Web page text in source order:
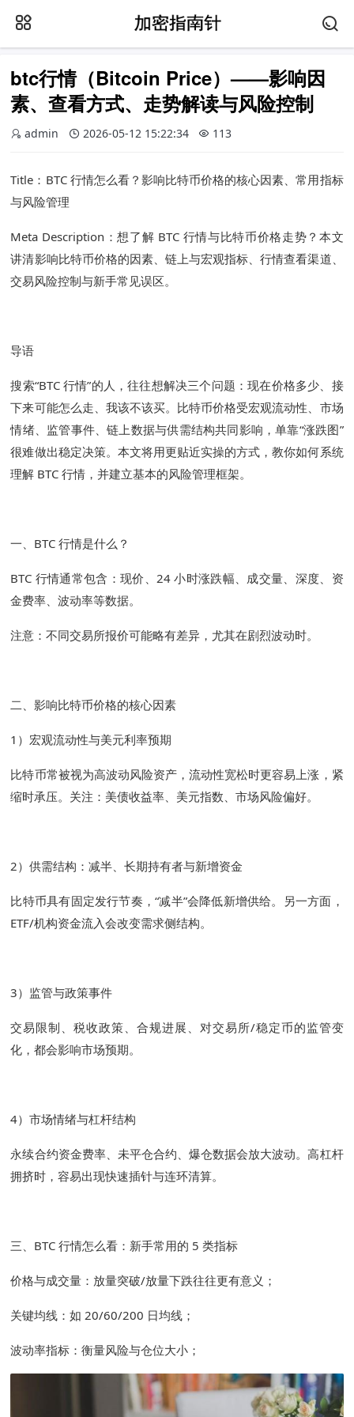
btc行情（Bitcoin Price）——影响因
素、查看方式、走势解读与风险控制
admin 2026-05-12 15:22:34 113
Title：BTC 行情怎么看？影响比特币价格的核心因素、常用指标
与风险管理
Meta Description：想了解 BTC 行情与比特币价格走势？本文
讲清影响比特币价格的因素、链上与宏观指标、行情查看渠道、
交易风险控制与新手常见误区。
导语
搜索“BTC 行情”的人，往往想解决三个问题：现在价格多少、接
下来可能怎么走、我该不该买。比特币价格受宏观流动性、市场
情绪、监管事件、链上数据与供需结构共同影响，单靠“涨跌图”
很难做出稳定决策。本文将用更贴近实操的方式，教你如何系统
理解 BTC 行情，并建立基本的风险管理框架。
一、BTC 行情是什么？
BTC 行情通常包含：现价、24 小时涨跌幅、成交量、深度、资
金费率、波动率等数据。
注意：不同交易所报价可能略有差异，尤其在剧烈波动时。
二、影响比特币价格的核心因素
1）宏观流动性与美元利率预期
比特币常被视为高波动风险资产，流动性宽松时更容易上涨，紧
缩时承压。关注：美债收益率、美元指数、市场风险偏好。
2）供需结构：减半、长期持有者与新增资金
比特币具有固定发行节奏，“减半”会降低新增供给。另一方面，
ETF/机构资金流入会改变需求侧结构。
3）监管与政策事件
交易限制、税收政策、合规进展、对交易所/稳定币的监管变
化，都会影响市场预期。
4）市场情绪与杠杆结构
永续合约资金费率、未平仓合约、爆仓数据会放大波动。高杠杆
拥挤时，容易出现快速插针与连环清算。
三、BTC 行情怎么看：新手常用的 5 类指标
价格与成交量：放量突破/放量下跌往往更有意义；
关键均线：如 20/60/200 日均线；
波动率指标：衡量风险与仓位大小；